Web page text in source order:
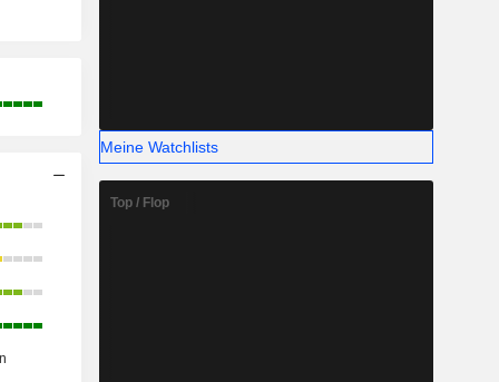
Meine Watchlists
Top / Flop